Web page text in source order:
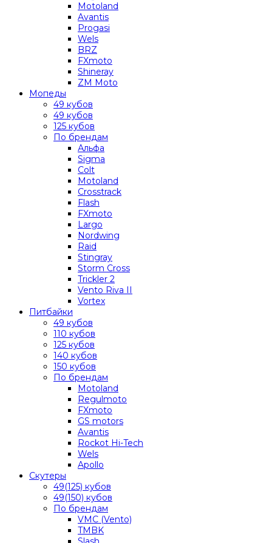
Motoland
Avantis
Progasi
Wels
BRZ
FXmoto
Shineray
ZM Moto
Мопеды
49 кубов
49 кубов
125 кубов
По брендам
Альфа
Sigma
Colt
Motoland
Crosstrack
Flash
FXmoto
Largo
Nordwing
Raid
Stingray
Storm Cross
Trickler 2
Vento Riva II
Vortex
Питбайки
49 кубов
110 кубов
125 кубов
140 кубов
150 кубов
По брендам
Motoland
Regulmoto
FXmoto
GS motors
Avantis
Rockot Hi-Tech
Wels
Apollo
Скутеры
49(125) кубов
49(150) кубов
По брендам
VMC (Vento)
TMBK